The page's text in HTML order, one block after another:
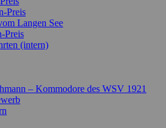
Preis
Langen See
Preis
(intern)
– Kommodore des WSV 1921